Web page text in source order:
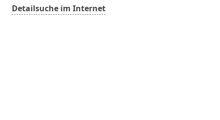
Detailsuche im Internet